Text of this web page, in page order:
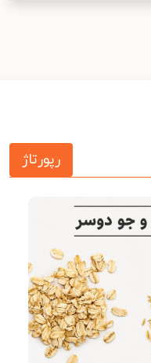
رپورتاژ